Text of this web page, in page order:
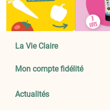
La Vie Claire
Mon compte fidélité
Actualités